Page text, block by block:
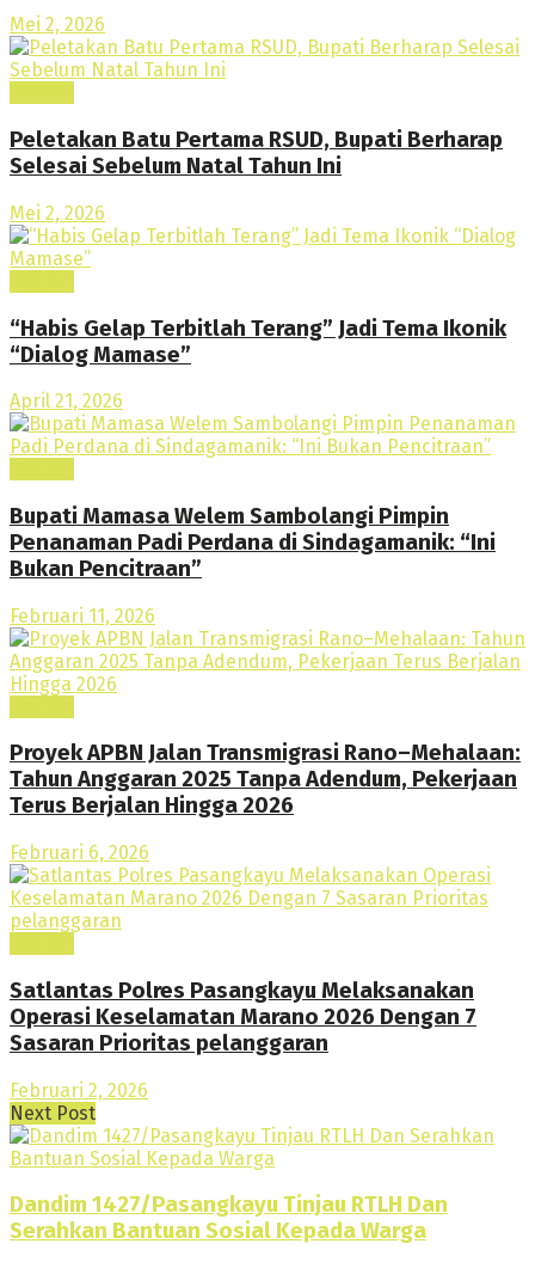
Mei 2, 2026
Peletakan Batu Pertama RSUD, Bupati Berharap
Selesai Sebelum Natal Tahun Ini
Mei 2, 2026
“Habis Gelap Terbitlah Terang” Jadi Tema Ikonik
“Dialog Mamase”
April 21, 2026
Bupati Mamasa Welem Sambolangi Pimpin
Penanaman Padi Perdana di Sindagamanik: “Ini
Bukan Pencitraan”
Februari 11, 2026
Proyek APBN Jalan Transmigrasi Rano–Mehalaan:
Tahun Anggaran 2025 Tanpa Adendum, Pekerjaan
Terus Berjalan Hingga 2026
Februari 6, 2026
Satlantas Polres Pasangkayu Melaksanakan
Operasi Keselamatan Marano 2026 Dengan 7
Sasaran Prioritas pelanggaran
Februari 2, 2026
Next Post
Dandim 1427/Pasangkayu Tinjau RTLH Dan
Serahkan Bantuan Sosial Kepada Warga